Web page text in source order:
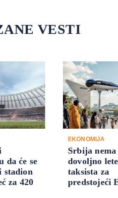
VESTI
da će se
stadion
za 420
EKONOMIJA
Srbija nema
dovoljno
taksista za
predstojeći